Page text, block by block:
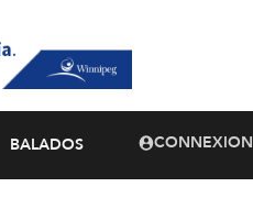
BALADOS CONNEXION